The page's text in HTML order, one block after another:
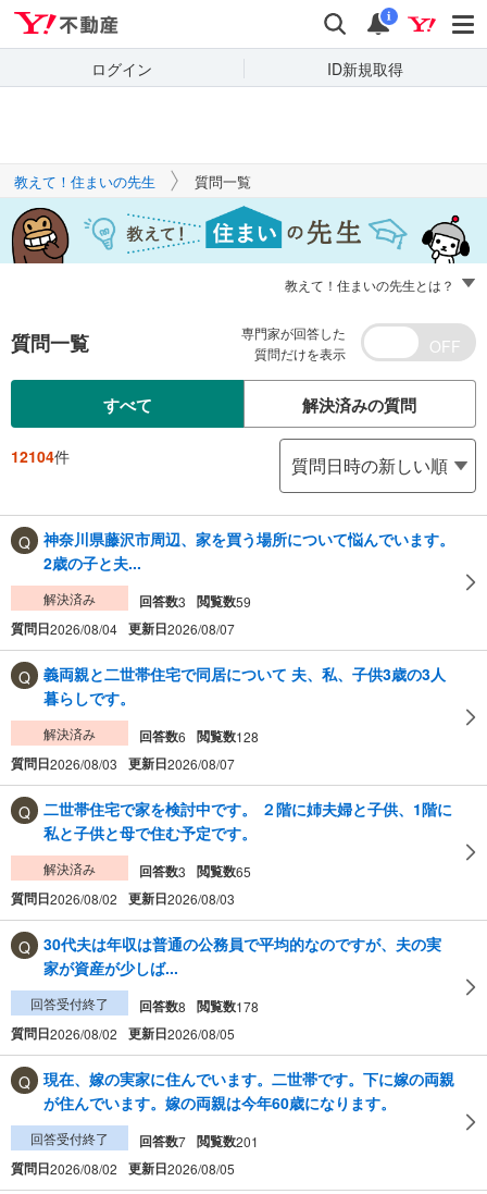
検索 通知
i
ログイン ID新規取得
キーワードで
質問を探す
教えて！住まいの先生 質問一覧
教えて！住まいの先生とは？
質問一覧
専門家が回答した
質問だけを表示
すべて 解決済みの質問
12104件
神奈川県藤沢市周辺、家を買う場所について悩んでいます。
2歳の子と夫...
解決済み 回答数3 閲覧数59
質問日2026/08/04 更新日2026/08/07
義両親と二世帯住宅で同居について 夫、私、子供3歳の3人
暮らしです。
解決済み 回答数6 閲覧数128
質問日2026/08/03 更新日2026/08/07
二世帯住宅で家を検討中です。 ２階に姉夫婦と子供、1階に
私と子供と母で住む予定です。
解決済み 回答数3 閲覧数65
質問日2026/08/02 更新日2026/08/03
30代夫は年収は普通の公務員で平均的なのですが、夫の実
家が資産が少しば...
回答受付終了 回答数8 閲覧数178
質問日2026/08/02 更新日2026/08/05
現在、嫁の実家に住んでいます。二世帯です。下に嫁の両親
が住んでいます。嫁の両親は今年60歳になります。
回答受付終了 回答数7 閲覧数201
質問日2026/08/02 更新日2026/08/05